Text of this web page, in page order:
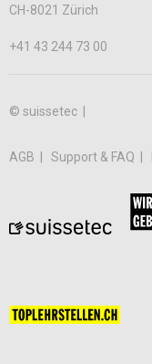
CH-8021 Zürich
+41 43 244 73 00
© suissetec |
AGB Support & FAQ